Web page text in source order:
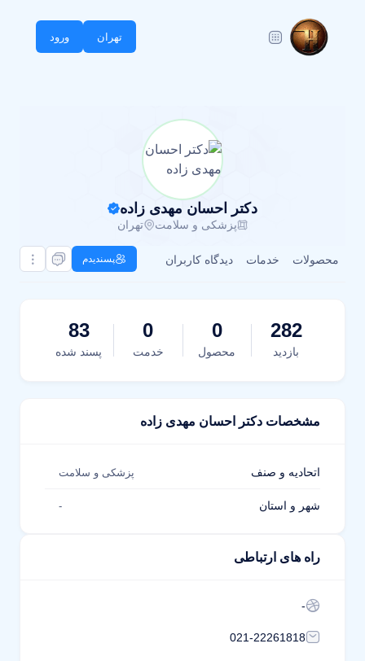
تهران ورود
دکتر احسان مهدی زاده
پزشکی و سلامت تهران
محصولات خدمات دیدگاه کاربران پسندیدم
282
بازدید
0
محصول
0
خدمت
83
پسند شده
مشخصات دکتر احسان مهدی زاده
اتحادیه و صنف پزشکی و سلامت
شهر و استان -
راه های ارتباطی
-
021-22261818